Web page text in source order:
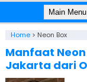
Home> Neon Box
Manfaat
Jakarta dari